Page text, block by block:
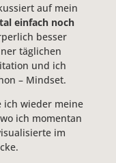
auf mein
einfach noch
besser
täglichen
und ich
– Mindset.
ich wieder meine
ich momentan
im